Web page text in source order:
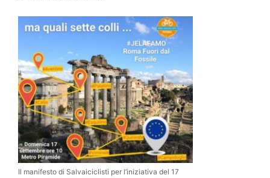
Il manifesto di Salvaiciclisti per l’iniziativa del 17